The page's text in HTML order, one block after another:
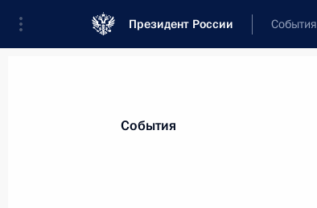
Президент России События
События